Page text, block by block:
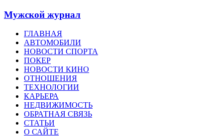
Мужской журнал
ГЛАВНАЯ
АВТОМОБИЛИ
НОВОСТИ СПОРТА
ПОКЕР
НОВОСТИ КИНО
ОТНОШЕНИЯ
ТЕХНОЛОГИИ
КАРЬЕРА
НЕДВИЖИМОСТЬ
ОБРАТНАЯ СВЯЗЬ
СТАТЬИ
О САЙТЕ